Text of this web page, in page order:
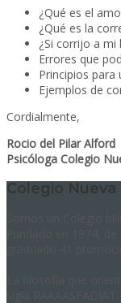
¿Qué es el
¿Qué es la
¿Si corrijo a
Errores que
Principios para
Ejemplos de
Cordialmente,
Rocio del Pilar Alford
Psicóloga Colegio
Colegio Nueva